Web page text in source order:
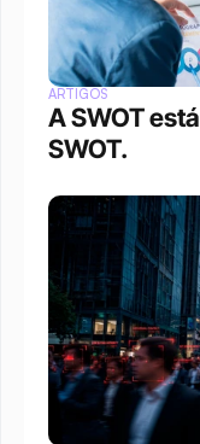
ARTIGOS
A SWOT
SWOT.